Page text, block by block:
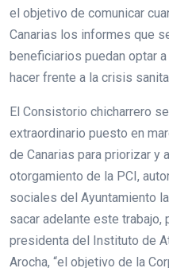
el objetivo de comunicar
Canarias los informes que
beneficiarios puedan optar
hacer frente a la crisis
El Consistorio chicharrero
extraordinario puesto en
de Canarias para priorizar y
otorgamiento de la PCI,
sociales del Ayuntamiento
sacar adelante este trabajo,
presidenta del Instituto de
Arocha, “el objetivo de la